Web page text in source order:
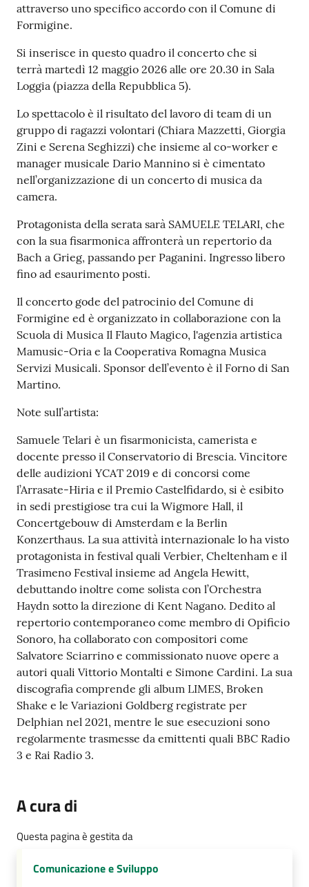
argomenti...
Seguici
su
attraverso uno specifico accordo con il Comune di
Formigine.
Si inserisce in questo quadro il concerto che si
terrà martedì 12 maggio 2026 alle ore 20.30 in Sala
Loggia (piazza della Repubblica 5).
Lo spettacolo è il risultato del lavoro di team di un
gruppo di ragazzi volontari (Chiara Mazzetti, Giorgia
Zini e Serena Seghizzi) che insieme al co-worker e
manager musicale Dario Mannino si è cimentato
nell’organizzazione di un concerto di musica da
camera.
Protagonista della serata sarà SAMUELE TELARI, che
con la sua fisarmonica affronterà un repertorio da
Bach a Grieg, passando per Paganini. Ingresso libero
fino ad esaurimento posti.
Il concerto gode del patrocinio del Comune di
Formigine ed è organizzato in collaborazione con la
Scuola di Musica Il Flauto Magico, l'agenzia artistica
Mamusic-Oria e la Cooperativa Romagna Musica
Servizi Musicali. Sponsor dell’evento è il Forno di San
Martino.
Note sull’artista:
Samuele Telari è un fisarmonicista, camerista e
docente presso il Conservatorio di Brescia. Vincitore
delle audizioni YCAT 2019 e di concorsi come
l’Arrasate-Hiria e il Premio Castelfidardo, si è esibito
in sedi prestigiose tra cui la Wigmore Hall, il
Concertgebouw di Amsterdam e la Berlin
Konzerthaus. La sua attività internazionale lo ha visto
protagonista in festival quali Verbier, Cheltenham e il
Trasimeno Festival insieme ad Angela Hewitt,
debuttando inoltre come solista con l’Orchestra
Haydn sotto la direzione di Kent Nagano. Dedito al
repertorio contemporaneo come membro di Opificio
Sonoro, ha collaborato con compositori come
Salvatore Sciarrino e commissionato nuove opere a
autori quali Vittorio Montalti e Simone Cardini. La sua
discografia comprende gli album LIMES, Broken
Shake e le Variazioni Goldberg registrate per
Delphian nel 2021, mentre le sue esecuzioni sono
regolarmente trasmesse da emittenti quali BBC Radio
3 e Rai Radio 3.
A cura di
Questa pagina è gestita da
Comunicazione e Sviluppo